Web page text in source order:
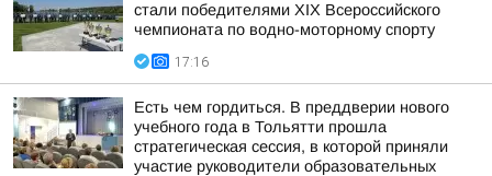
стали победителями XIX Всероссийского
чемпионата по водно-моторному спорту
17:16
Есть чем гордиться. В преддверии нового
учебного года в Тольятти прошла
стратегическая сессия, в которой приняли
участие руководители образовательных